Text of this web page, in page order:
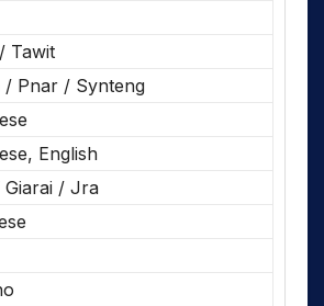
Tawit
/ Pnar / Synteng
English
/ Jra